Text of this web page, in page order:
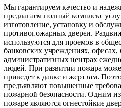
Мы гарантируем качество и
предлагаем полный комплекс
изготовление, установку и
противопожарных дверей.
используются для проемов в
банковских учреждениях, офисах,
административных центрах
людей. При развитии пожара
приведет к давке и жертвам.
предъявляют повышенные
пожарной безопасности. Одним
пожаре являются огнестойкие